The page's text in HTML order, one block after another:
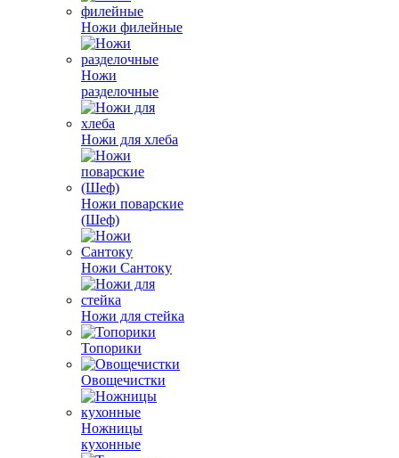
Ножи филейные
Ножи
разделочные
Ножи для хлеба
Ножи поварские
(Шеф)
Ножи Сантоку
Ножи для стейка
Топорики
Овощечистки
Ножницы
кухонные